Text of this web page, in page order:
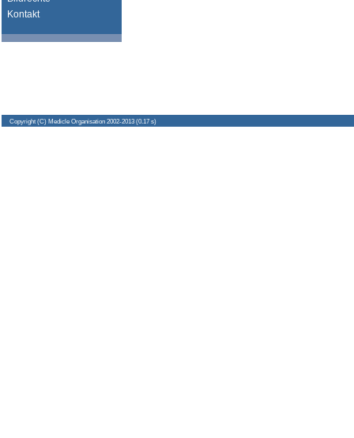
Kontakt
Copyright (C) Medicle Organisation 2002-2013 (0.17 s)